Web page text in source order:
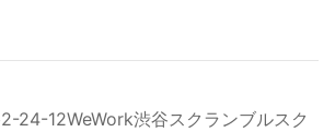
24-12WeWork渋谷スクランブルスク